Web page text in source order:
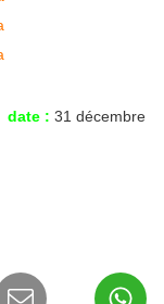
date : 31 décembre